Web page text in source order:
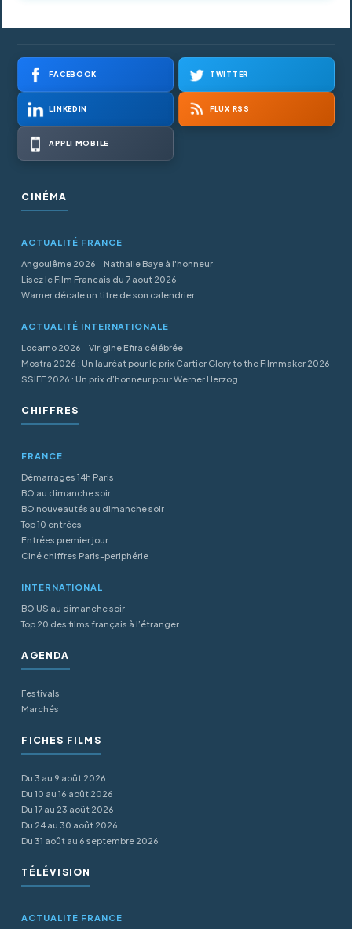
FACEBOOK TWITTER
LINKEDIN FLUX RSS
APPLI MOBILE
CINÉMA
ACTUALITÉ FRANCE
Angoulême 2026 - Nathalie Baye à l'honneur
Lisez le Film Francais du 7 aout 2026
Warner décale un titre de son calendrier
ACTUALITÉ INTERNATIONALE
Locarno 2026 - Virigine Efira célébrée
Mostra 2026 : Un lauréat pour le prix Cartier Glory to the Filmmaker 2026
SSIFF 2026 : Un prix d’honneur pour Werner Herzog
CHIFFRES
FRANCE
Démarrages 14h Paris
BO au dimanche soir
BO nouveautés au dimanche soir
Top 10 entrées
Entrées premier jour
Ciné chiffres Paris-periphérie
INTERNATIONAL
BO US au dimanche soir
Top 20 des films français à l’étranger
AGENDA
Festivals
Marchés
FICHES FILMS
Du 3 au 9 août 2026
Du 10 au 16 août 2026
Du 17 au 23 août 2026
Du 24 au 30 août 2026
Du 31 août au 6 septembre 2026
TÉLÉVISION
ACTUALITÉ FRANCE